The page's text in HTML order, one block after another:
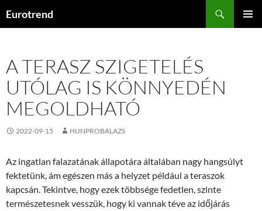
Eurotrend
A TERASZ SZIGETELÉS
UTÓLAG IS KÖNNYEDÉN
MEGOLDHATÓ
2022-09-15 HUNPROBALAZS
Az ingatlan falazatának állapotára általában nagy hangsúlyt
fektetünk, ám egészen más a helyzet például a teraszok
kapcsán. Tekintve, hogy ezek többsége fedetlen, szinte
természetesnek vesszük, hogy ki vannak téve az időjárás